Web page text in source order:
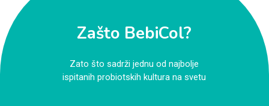
Zašto BebiCol?
Zato što sadrži jednu od najbolje
ispitanih probiotskih kultura na svetu